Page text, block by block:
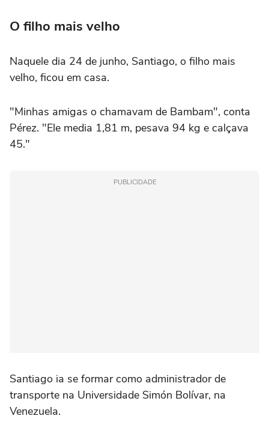
O filho mais velho
Naquele dia 24 de junho, Santiago, o filho mais
velho, ficou em casa.
"Minhas amigas o chamavam de Bambam", conta
Pérez. "Ele media 1,81 m, pesava 94 kg e calçava
45."
PUBLICIDADE
Santiago ia se formar como administrador de
transporte na Universidade Simón Bolívar, na
Venezuela.